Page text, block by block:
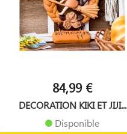
84,99 €
DECORATION KIKI ET JIJI...
Disponible